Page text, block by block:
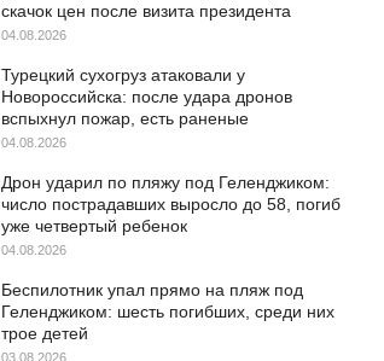
скачок цен после визита президента
04.08.2026
Турецкий сухогруз атаковали у
Новороссийска: после удара дронов
вспыхнул пожар, есть раненые
04.08.2026
Дрон ударил по пляжу под Геленджиком:
число пострадавших выросло до 58, погиб
уже четвертый ребенок
04.08.2026
Беспилотник упал прямо на пляж под
Геленджиком: шесть погибших, среди них
трое детей
03.08.2026